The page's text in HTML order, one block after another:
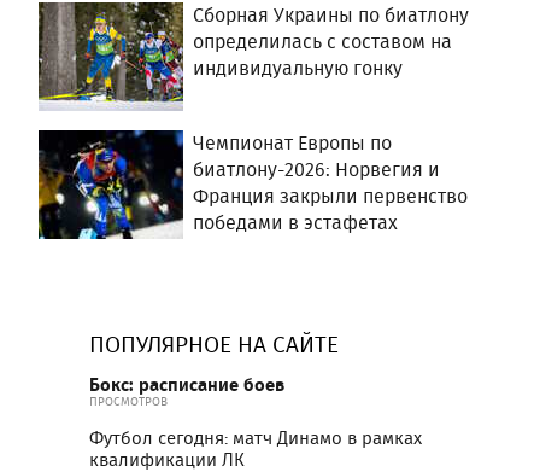
Сборная Украины по биатлону
определилась с составом на
индивидуальную гонку
Чемпионат Европы по
биатлону-2026: Норвегия и
Франция закрыли первенство
победами в эстафетах
ПОПУЛЯРНОЕ НА САЙТЕ
Бокс: расписание боев
ПРОСМОТРОВ
Футбол сегодня: матч Динамо в рамках
квалификации ЛК